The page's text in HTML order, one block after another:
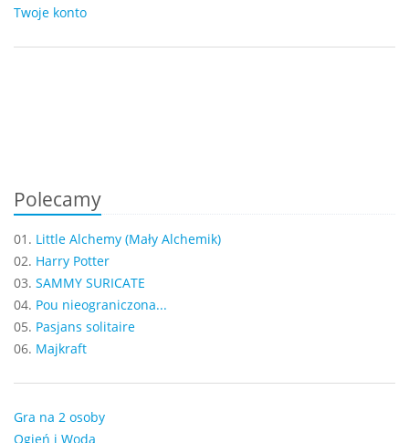
Twoje konto
Polecamy
01. Little Alchemy (Mały Alchemik)
02. Harry Potter
03. SAMMY SURICATE
04. Pou nieograniczona...
05. Pasjans solitaire
06. Majkraft
Gra na 2 osoby
Ogień i Woda